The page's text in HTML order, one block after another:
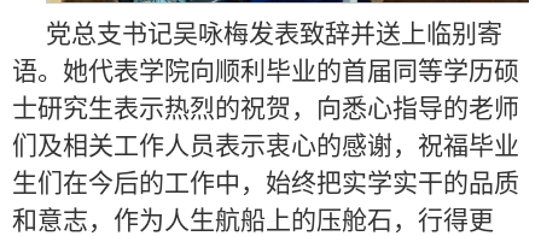
党总支书记吴咏梅发表致辞并送上临别寄
语。她代表学院向顺利毕业的首届同等学历硕
士研究生表示热烈的祝贺，向悉心指导的老师
们及相关工作人员表示衷心的感谢，祝福毕业
生们在今后的工作中，始终把实学实干的品质
和意志，作为人生航船上的压舱石，行得更